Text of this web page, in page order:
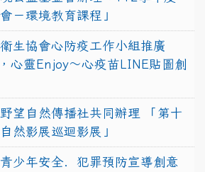
－環境教育課程」
生協會心防疫工作小組推廣
心靈Enjoy〜心疫苗LINE貼圖創
望自然傳播社共同辦理 「第十
然影展巡迴影展」
少年安全．犯罪預防宣導創意